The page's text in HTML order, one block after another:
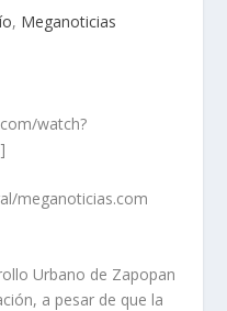
, Meganoticias
watch?
meganoticias.com
Urbano de Zapopan
a pesar de que la